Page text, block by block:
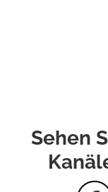
Sehen